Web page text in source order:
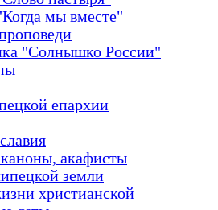
мы вместе"
"Солнышко России"
епархии
акафисты
земли
христианской